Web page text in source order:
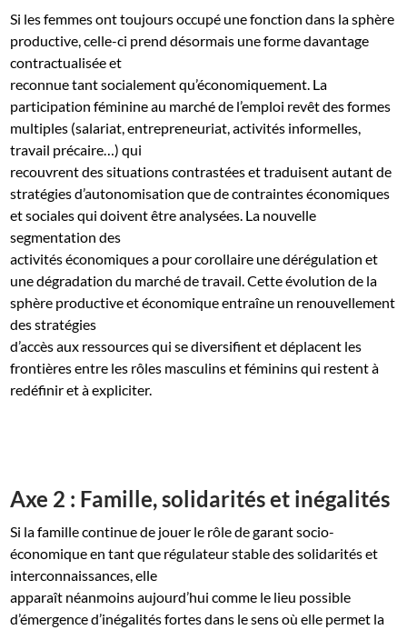
Si les femmes ont toujours occupé une fonction dans la sphère
productive, celle-ci prend désormais une forme davantage
contractualisée et
reconnue tant socialement qu’économiquement. La
participation féminine au marché de l’emploi revêt des formes
multiples (salariat, entrepreneuriat, activités informelles,
travail précaire…) qui
recouvrent des situations contrastées et traduisent autant de
stratégies d’autonomisation que de contraintes économiques
et sociales qui doivent être analysées. La nouvelle
segmentation des
activités économiques a pour corollaire une dérégulation et
une dégradation du marché de travail. Cette évolution de la
sphère productive et économique entraîne un renouvellement
des stratégies
d’accès aux ressources qui se diversifient et déplacent les
frontières entre les rôles masculins et féminins qui restent à
redéfinir et à expliciter.
Axe 2 : Famille, solidarités et inégalités
Si la famille continue de jouer le rôle de garant socio-
économique en tant que régulateur stable des solidarités et
interconnaissances, elle
apparaît néanmoins aujourd’hui comme le lieu possible
d’émergence d’inégalités fortes dans le sens où elle permet la